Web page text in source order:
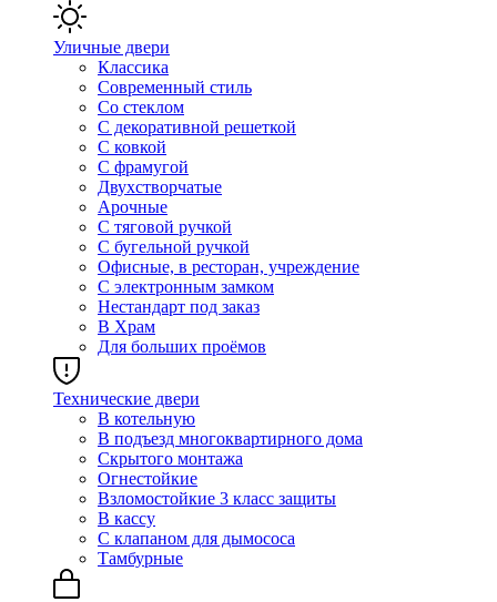
Уличные двери
Классика
Современный стиль
Со стеклом
С декоративной решеткой
С ковкой
С фрамугой
Двухстворчатые
Арочные
С тяговой ручкой
С бугельной ручкой
Офисные, в ресторан, учреждение
С электронным замком
Нестандарт под заказ
В Храм
Для больших проёмов
Технические двери
В котельную
В подъезд многоквартирного дома
Скрытого монтажа
Огнестойкие
Взломостойкие 3 класс защиты
В кассу
С клапаном для дымососа
Тамбурные